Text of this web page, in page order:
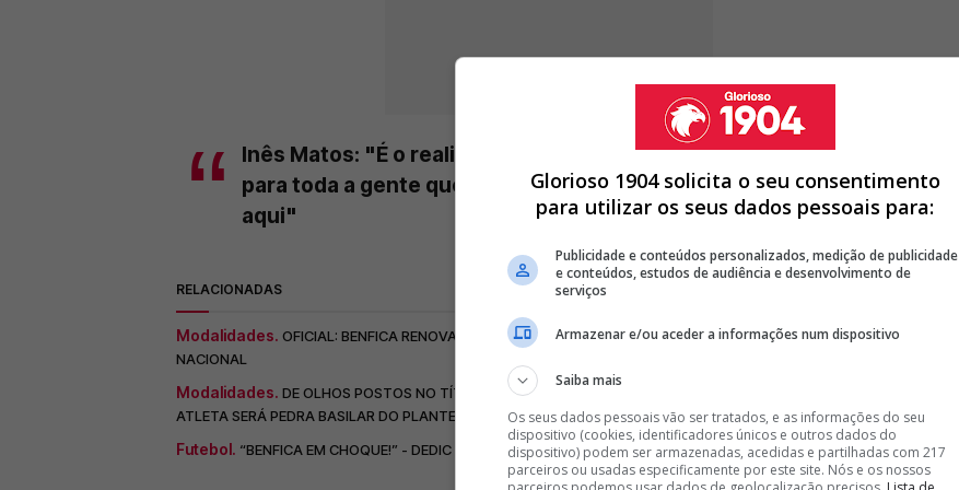
Inês Matos: "É o realizar de um sonho, não para mim, mas
para toda a gente que trabalhou para que chegássemos até
aqui"
RELACIONADAS
Modalidades. OFICIAL: BENFICA RENOVA CONTRATO COM PEÇA-CHAVE DA EQUIPA QUE LEVANTOU O TÍTULO
NACIONAL
Modalidades. DE OLHOS POSTOS NO TÍTULO, BENFICA RENOVA CONTRATO COM ESTRELA DA COMPANHIA!
ATLETA SERÁ PEDRA BASILAR DO PLANTEL ENCARNADO
Futebol. “BENFICA EM CHOQUE!” - DEDIC É ANUNCIADO COM OUTRA CAMISOLA
Glorioso 1904 solicita o seu consentimento
para utilizar os seus dados pessoais para:
Publicidade e conteúdos personalizados, medição de publicidade
e conteúdos, estudos de audiência e desenvolvimento de
serviços
Armazenar e/ou aceder a informações num dispositivo
Saiba mais
Os seus dados pessoais vão ser tratados, e as informações do seu
dispositivo (cookies, identificadores únicos e outros dados do
dispositivo) podem ser armazenadas, acedidas e partilhadas com 217
parceiros ou usadas especificamente por este site. Nós e os nossos